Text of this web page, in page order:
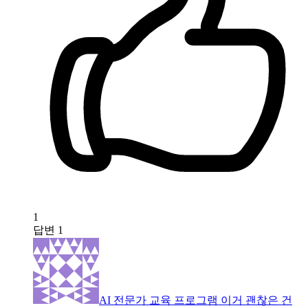
1
답변 1
AI 전문가 교육 프로그램 이거 괜찮은 건